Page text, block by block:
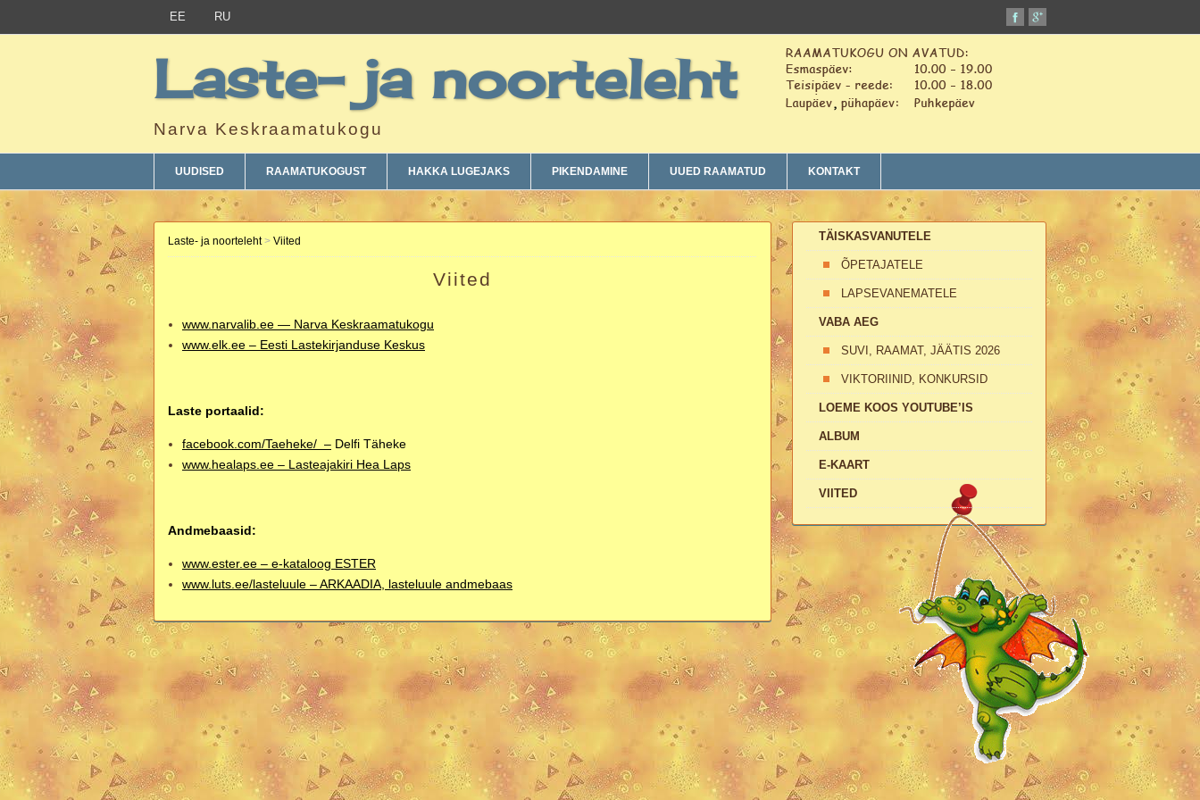
EE RU
Laste- ja noorteleht
Narva Keskraamatukogu
UUDISED RAAMATUKOGUST HAKKA LUGEJAKS PIKENDAMINE UUED RAAMATUD KONTAKT
Laste- ja noorteleht> Viited
Viited
www.narvalib.ee — Narva Keskraamatukogu
www.elk.ee – Eesti Lastekirjanduse Keskus
Laste portaalid:
facebook.com/Taeheke/ – Delfi Täheke
www.healaps.ee – Lasteajakiri Hea Laps
Andmebaasid:
www.ester.ee – e-kataloog ESTER
www.luts.ee/lasteluule – ARKAADIA, lasteluule andmebaas
TÄISKASVANUTELE
ÕPETAJATELE
LAPSEVANEMATELE
VABA AEG
SUVI, RAAMAT, JÄÄTIS 2026
VIKTORIINID, KONKURSID
LOEME KOOS YOUTUBE’IS
ALBUM
E-KAART
VIITED